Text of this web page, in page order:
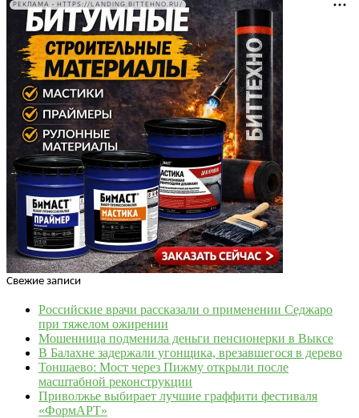
РЕКЛАМА • HTTPS://LANDING.BITTEHNO.RU/
Свежие записи
Российские врачи рассказали о применении Седжаро
при тяжелом ожирении
Мошенница подменила деньги пенсионерки в Выксе
В Балахне задержали угонщика, врезавшегося в дерево
Тоншаево: Мост через Пижму открыли после
масштабной реконструкции
Приволжье выбирает лучшие граффити фестиваля
«ФормАРТ»